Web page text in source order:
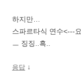
하지만…
스파르타식 연수<---
ㅡ 징징..흑..
응답 ↓